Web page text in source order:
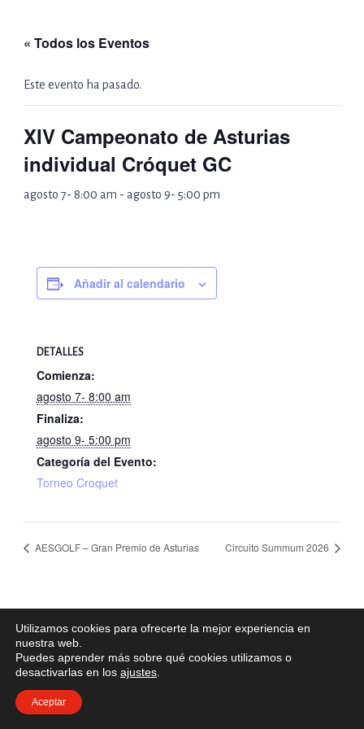
contenido« Todos los Eventos
Este evento ha pasado.
XIV Campeonato de Asturias
individual Cróquet GC
agosto 7- 8:00 am - agosto 9- 5:00 pm
Añadir al calendario
DETALLES
Comienza:
agosto 7- 8:00 am
Finaliza:
agosto 9- 5:00 pm
Categoría del Evento:
Torneo Croquet
AESGOLF – Gran Premio de Asturias Circuito Summum 2026
Utilizamos cookies para ofrecerte la mejor experiencia en
nuestra web.
Puedes aprender más sobre qué cookies utilizamos o
desactivarlas en los ajustes
Aceptar